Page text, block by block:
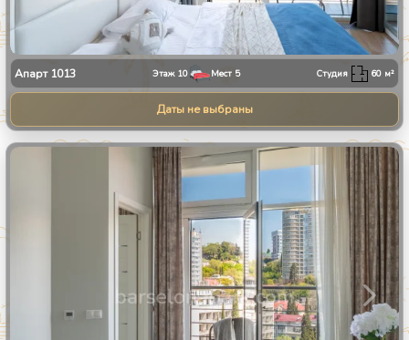
Апарт 1013 Этаж 10 Мест 5 Студия 60 м²
Даты не выбраны
1/23